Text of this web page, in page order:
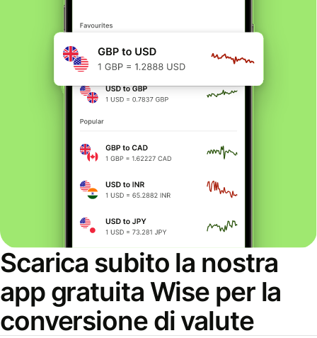
Scarica subito la nostra
app gratuita Wise per la
conversione di valute